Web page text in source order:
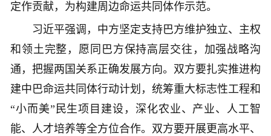
定作贡献，为构建周边命运共同体作示范。
习近平强调，中方坚定支持巴方维护独立、主权
和领土完整，愿同巴方保持高层交往，加强战略沟
通，把握两国关系正确发展方向。双方要扎实推进构
建中巴命运共同体行动计划，统筹重大标志性工程和
“小而美”民生项目建设，深化农业、产业、人工智
能、人才培养等全方位合作。双方要开展更高水平、